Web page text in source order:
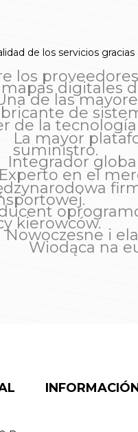
de los servicios
los
digitales
de las
de
de la
La mayor
suministro.
Integrador
Experto en el
kierowców.
Nowoczesne i
Wiodąca na